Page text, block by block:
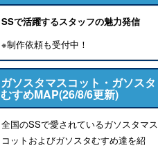
SSで活躍するスタッフの魅力発信
※制作依頼も受付中！
ガソスタマスコット・ガソスタ
むすめMAP(26/8/6更新)
全国のSSで愛されているガソスタマス
コットおよびガソスタむすめ達を紹